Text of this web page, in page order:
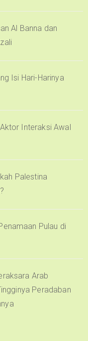
Al Banna dan
Isi Hari-Harinya
Interaksi Awal
Palestina
Pulau di
Arab
Peradaban